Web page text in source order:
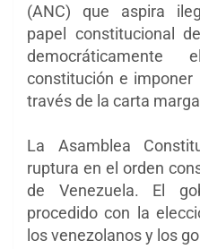
(ANC) que aspira
papel constitucional
democráticamente
constitución e
través de la carta
La Asamblea
ruptura en el orden
de Venezuela. El
procedido con la
los venezolanos y los